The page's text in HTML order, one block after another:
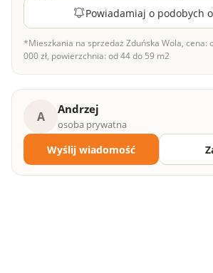
Powiadamiaj o podobych
*Mieszkania na sprzedaż Zduńska Wola, cena:
000 zł, powierzchnia: od 44 do 59 m2
A
Andrzej
osoba prywatna
Wyślij wiadomość